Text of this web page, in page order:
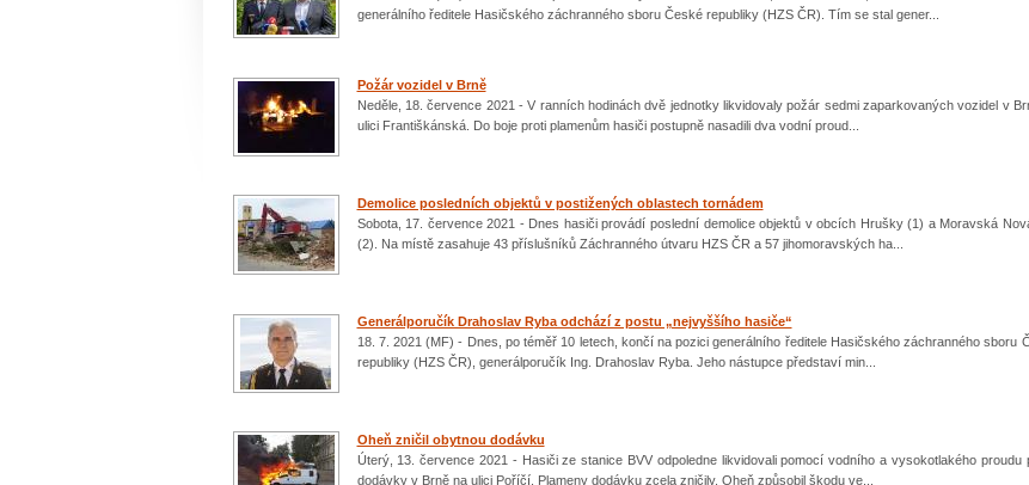
generálního ředitele Hasičského záchranného sboru České republiky (HZS ČR). Tím se stal gener...
Požár vozidel v Brně
Neděle, 18. července 2021 - V ranních hodinách dvě jednotky likvidovaly požár sedmi zaparkovaných vozidel v
ulici Františkánská. Do boje proti plamenům hasiči postupně nasadili dva vodní proud...
Demolice posledních objektů v postižených oblastech tornádem
Sobota, 17. července 2021 - Dnes hasiči provádí poslední demolice objektů v obcích Hrušky (1) a Moravská
(2). Na místě zasahuje 43 příslušníků Záchranného útvaru HZS ČR a 57 jihomoravských ha...
Generálporučík Drahoslav Ryba odchází z postu „nejvyššího hasiče“
18. 7. 2021 (MF) - Dnes, po téměř 10 letech, končí na pozici generálního ředitele Hasičského záchranného sboru
republiky (HZS ČR), generálporučík Ing. Drahoslav Ryba. Jeho nástupce představí min...
Oheň zničil obytnou dodávku
Úterý, 13. července 2021 - Hasiči ze stanice BVV odpoledne likvidovali pomocí vodního a vysokotlakého proudu
dodávky v Brně na ulici Poříčí. Plameny dodávku zcela zničily. Oheň způsobil škodu ve...